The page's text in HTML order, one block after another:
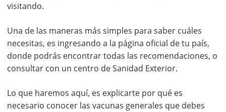
visitando.
Una de las maneras más simples para saber cuáles
necesitas, es ingresando a la página oficial de tu país,
donde podrás encontrar todas las recomendaciones, o
consultar con un centro de Sanidad Exterior.
Lo que haremos aquí, es explicarte por qué es
necesario conocer las vacunas generales que debes